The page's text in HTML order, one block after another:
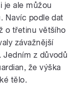
je ale můžou
Navíc podle dat
o třetinu většího
závažnější
Jedním z důvodů
že výška
tělo.